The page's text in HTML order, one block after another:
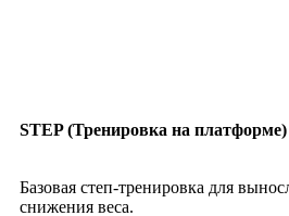
STEP (Тренировка на платформе)
Базовая степ-тренировка для
снижения веса.